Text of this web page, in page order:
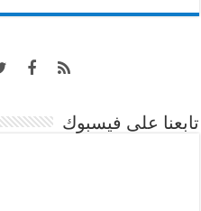
تابعنا على فيسبوك